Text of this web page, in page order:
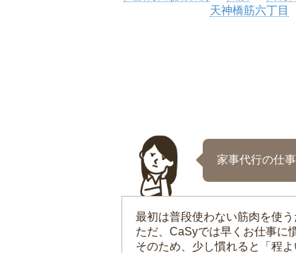
天神橋筋六丁目
家事代行の仕
最初は普段使わない筋肉を使
ただ、CaSyでは早くお仕事に
そのため、少し慣れると「程